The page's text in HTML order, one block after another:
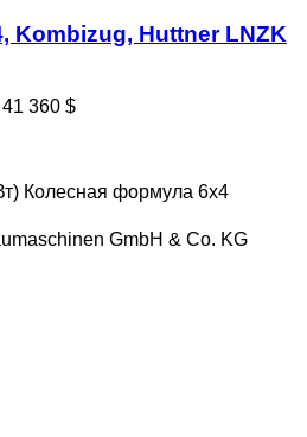
Kombizug, Huttner LNZK
360 $
Колесная формула 6x4
GmbH & Co. KG